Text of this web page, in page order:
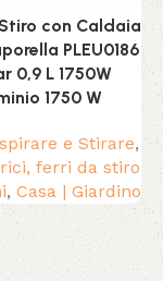
con Caldaia
PLEU0186
0,9 L 1750W
1750 W
e Stirare,
ferri da stiro
, Casa | Giardino